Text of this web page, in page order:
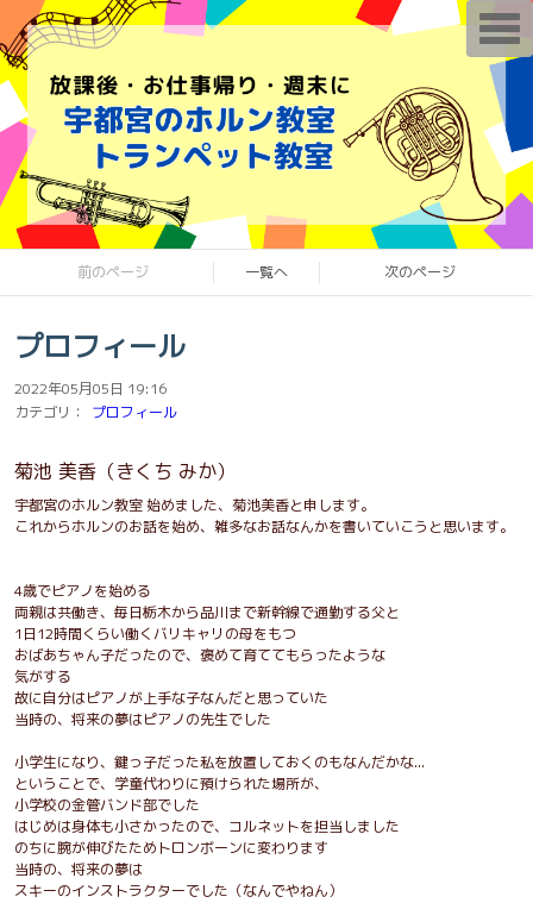
前のページ 一覧へ 次のページ
プロフィール
2022年05月05日 19:16
カテゴリ：
プロフィール
菊池 美香（きくち みか）
宇都宮のホルン教室 始めました、菊池美香と申します。
これからホルンのお話を始め、雑多なお話なんかを書いていこうと思います。
4歳でピアノを始める
両親は共働き、毎日栃木から品川まで新幹線で通勤する父と
1日12時間くらい働くバリキャリの母をもつ
おばあちゃん子だったので、褒めて育ててもらったような
気がする
故に自分はピアノが上手な子なんだと思っていた
当時の、将来の夢はピアノの先生でした
小学生になり、鍵っ子だった私を放置しておくのもなんだかな...
ということで、学童代わりに預けられた場所が、
小学校の金管バンド部でした
はじめは身体も小さかったので、コルネットを担当しました
のちに腕が伸びたためトロンボーンに変わります
当時の、将来の夢は
スキーのインストラクターでした（なんでやねん）
T
o
g
e
n
v
g
a
i